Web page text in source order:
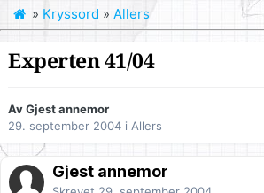
» Kryssord » Allers
Experten 41/04
Av Gjest annemor
29. september 2004 i Allers
Gjest annemor